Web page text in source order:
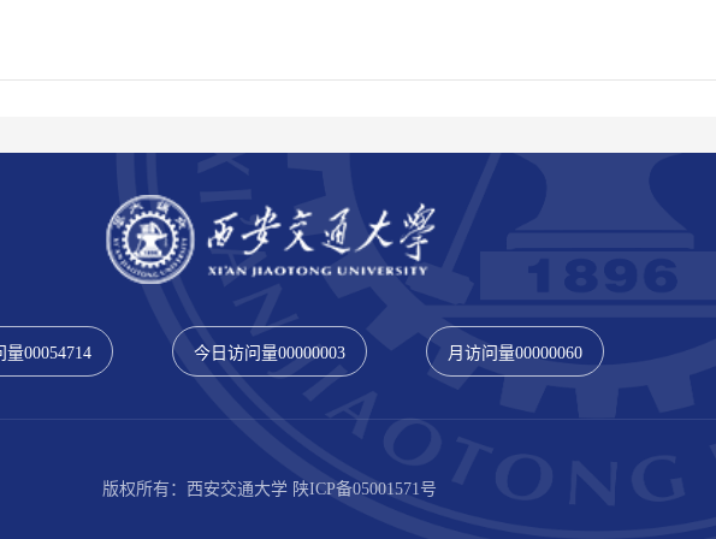
量00054714 今日访问量00000003 月访问量00000060
版权所有：西安交通大学 陕ICP备05001571号